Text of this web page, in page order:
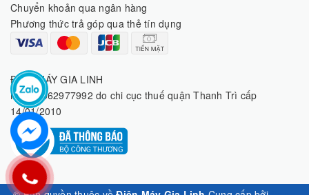
Chuyển khoản qua ngân hàng
Phương thức trả góp qua thẻ tín dụng
ĐIỆN MÁY GIA LINH
MST: 8062977992 do chi cục thuế quận Thanh Trì cấp
14/01/2010